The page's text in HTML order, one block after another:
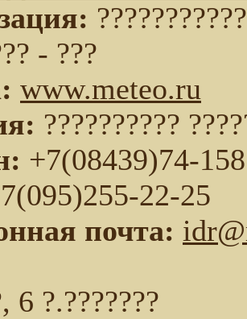
- ???
www.meteo.ru
??????????
+7(08439)74-158
22-25
почта:
6 ?.???????